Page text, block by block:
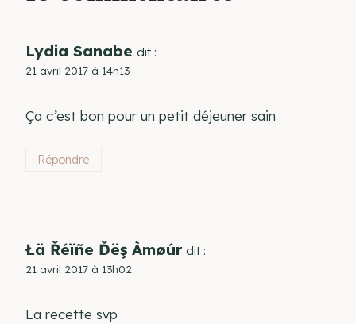
Lydia Sanabe dit :
21 avril 2017 à 14h13
Ça c’est bon pour un petit déjeuner sain
Répondre
Łä Řéïñe Ďëş Àmøúr dit :
21 avril 2017 à 13h02
La recette svp